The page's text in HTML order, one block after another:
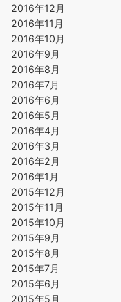
2016年12月
2016年11月
2016年10月
2016年9月
2016年8月
2016年7月
2016年6月
2016年5月
2016年4月
2016年3月
2016年2月
2016年1月
2015年12月
2015年11月
2015年10月
2015年9月
2015年8月
2015年7月
2015年6月
2015年5月